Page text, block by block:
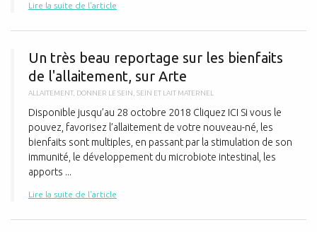
Lire la suite de l'article
Un très beau reportage sur les bienfaits
de l'allaitement, sur Arte
ALLAITEMENT, DONNER LE SEIN SEIN ET LAIT MATERNEL
Disponible jusqu’au 28 octobre 2018 Cliquez ICI Si vous le
pouvez, favorisez l’allaitement de votre nouveau-né, les
bienfaits sont multiples, en passant par la stimulation de son
immunité, le développement du microbiote intestinal, les
apports ...
Lire la suite de l'article